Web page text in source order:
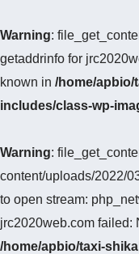
Warning:
getaddrinfo for
known in /home/
includes/class-wp-
Warning:
content/uploads/2022/
to open stream:
jrc2020web.com failed:
/home/apbio/taxi-